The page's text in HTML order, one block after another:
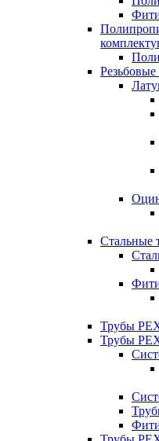
Стальные
Трубы
Трубы